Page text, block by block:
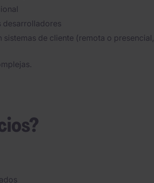
desarrolladores
de cliente (remota o presencial,